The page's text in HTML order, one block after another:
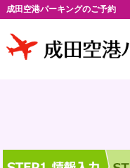
成田空港パーキングのご予約